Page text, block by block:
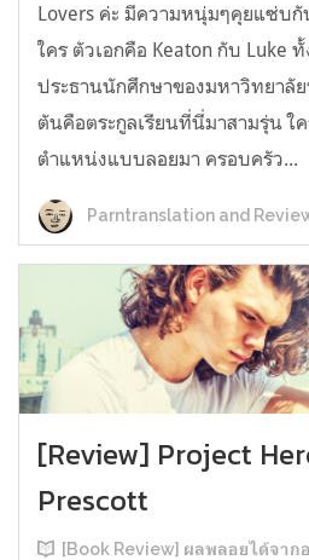
Lovers ค่ะ มีความหนุ่มๆคุยแซ่บ
ใคร ตัวเอกคือ Keaton กับ Luke
ประธานนักศึกษาของมหาวิทยาลั
ตันคือตระกูลเรียนที่นี่มาสามรุ่น ใ
ตำแหน่งแบบลอยมา ครอบครัว...
Parntranslation and
[Review] Project
Prescott
[Book Review] ผลพลอยได้จาก